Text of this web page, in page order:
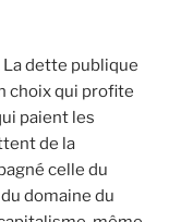
La dette publique
choix qui profite
paient les
de la
celle du
domaine du